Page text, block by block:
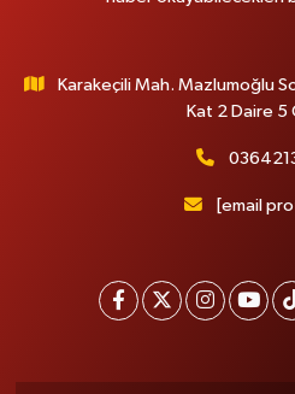
Karakeçili Mah. Mazlumoğlu
Kat 2 Daire 5
[email